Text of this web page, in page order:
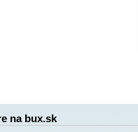
na bux.sk